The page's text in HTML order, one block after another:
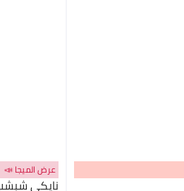
عرض الميجا 📣
نايكي